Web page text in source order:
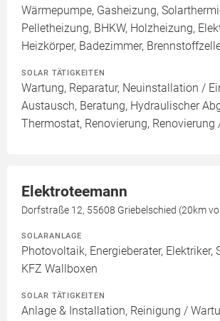
Wärmepumpe, Gasheizung,
Pelletheizung, BHKW, Holzheizung,
Heizkörper, Badezimmer,
SOLAR TÄTIGKEITEN
Wartung, Reparatur, Neuinstallation /
Austausch, Beratung, Hydraulischer
Thermostat, Renovierung,
Elektroteemann
Dorfstraße 12, 55608 Griebelschied (20km
SOLARANLAGE
Photovoltaik, Energieberater, Elektriker,
KFZ Wallboxen
SOLAR TÄTIGKEITEN
Anlage & Installation, Reinigung /